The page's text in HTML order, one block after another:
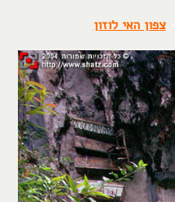
»צפון האי לוזון